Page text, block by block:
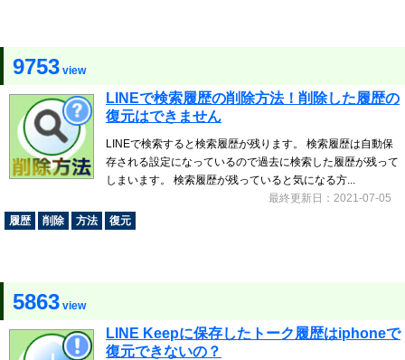
9753 view
LINEで検索履歴の削除方法！削除した履歴の
復元はできません
LINEで検索すると検索履歴が残ります。 検索履歴は自動保
存される設定になっているので過去に検索した履歴が残って
しまいます。 検索履歴が残っていると気になる方...
最終更新日：2021-07-05
履歴
削除 方法 復元
5863 view
LINE Keepに保存したトーク履歴はiphoneで
復元できないの？